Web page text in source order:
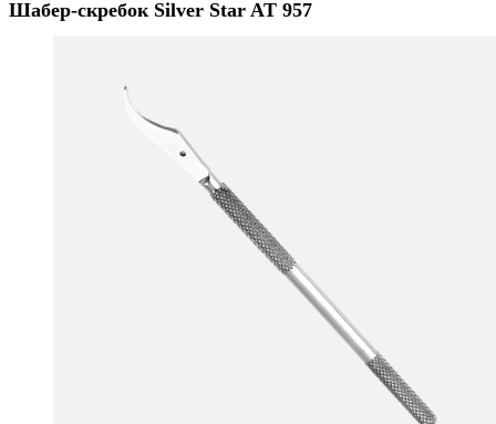
Шабер-скребок Silver Star AT 957